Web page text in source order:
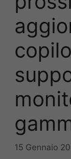
15 Gennaio